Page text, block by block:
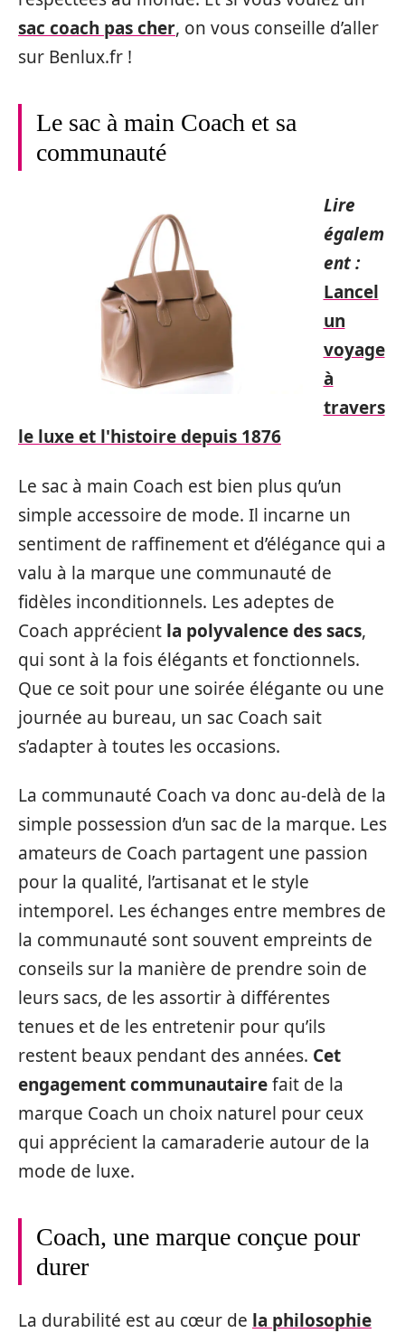
sac coach pas cher, on vous conseille d’aller
sur Benlux.fr !
Le sac à main Coach et sa
communauté
Lire
égalem
ent :
Lancel
un
voyage
à
travers
le luxe et l'histoire depuis 1876
Le sac à main Coach est bien plus qu’un
simple accessoire de mode. Il incarne un
sentiment de raffinement et d’élégance qui a
valu à la marque une communauté de
fidèles inconditionnels. Les adeptes de
Coach apprécient la polyvalence des sacs,
qui sont à la fois élégants et fonctionnels.
Que ce soit pour une soirée élégante ou une
journée au bureau, un sac Coach sait
s’adapter à toutes les occasions.
La communauté Coach va donc au-delà de la
simple possession d’un sac de la marque. Les
amateurs de Coach partagent une passion
pour la qualité, l’artisanat et le style
intemporel. Les échanges entre membres de
la communauté sont souvent empreints de
conseils sur la manière de prendre soin de
leurs sacs, de les assortir à différentes
tenues et de les entretenir pour qu’ils
restent beaux pendant des années. Cet
engagement communautairefait de la
marque Coach un choix naturel pour ceux
qui apprécient la camaraderie autour de la
mode de luxe.
Coach, une marque conçue pour
durer
La durabilité est au cœur de la philosophie